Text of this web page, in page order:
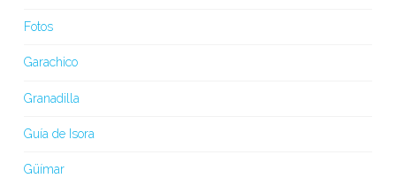
Fotos
Garachico
Granadilla
Guía de Isora
Güímar